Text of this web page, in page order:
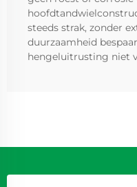
steeds strak, zonder
duurzaamheid
hengeluitrusting niet